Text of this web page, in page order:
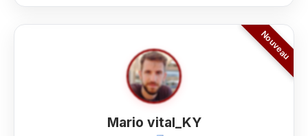
Mario vital_KY